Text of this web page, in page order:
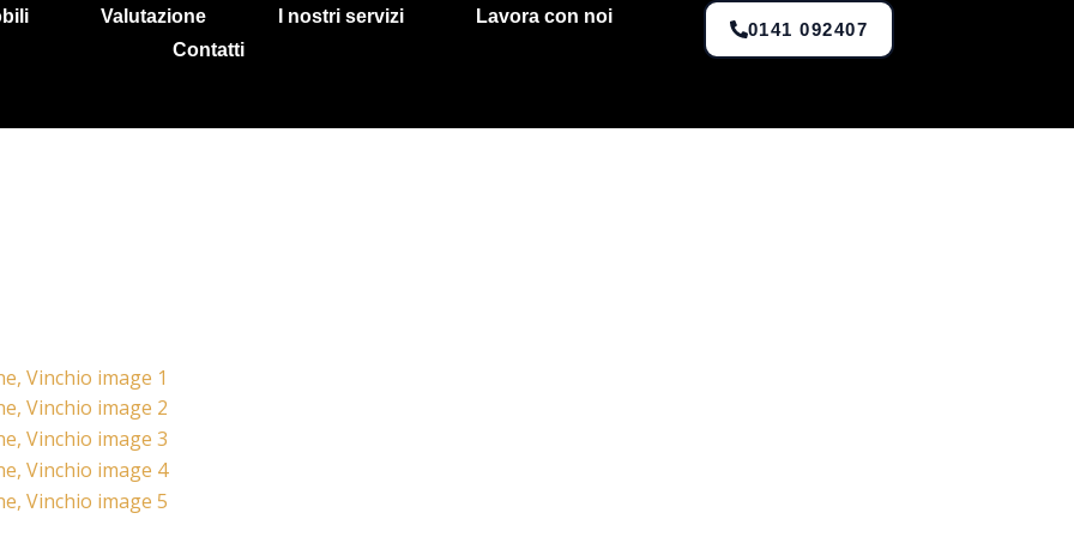
Valutazione I nostri servizi
Lavora con noi
Contatti
0141 092407